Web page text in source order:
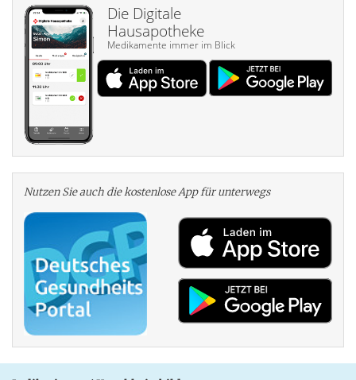
Die Digitale
Hausapotheke
Medikamente immer im Blick
Nutzen Sie auch die kosten­lose App für unterwegs